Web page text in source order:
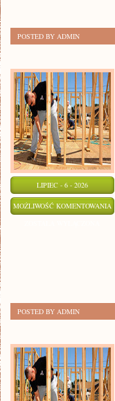
POSTED BY ADMIN
LIPIEC - 6 - 2026
MOŻLIWOŚĆ KOMENTOWANIA
POSTED BY ADMIN